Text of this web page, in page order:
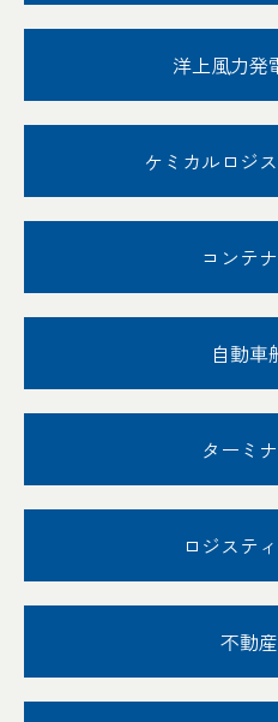
洋上風力発
ケミカルロジ
コンテ
自動車
ターミ
ロジステ
不動